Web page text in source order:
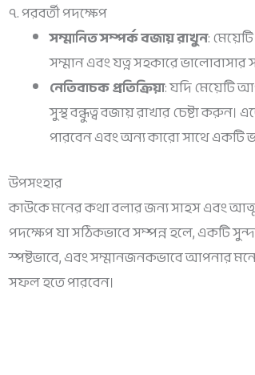
৭. পরবর্তী পদক্ষেপ
সম্মানিত সম্পর্ক বজায় রাখুন:
সম্মান এবং যত্ন সহকারে ভালোবাসার
নেতিবাচক প্রতিক্রিয়া: যদি মেয়েটি
সুস্থ বন্ধুত্ব বজায় রাখার চেষ্টা
পারবেন এবং অন্য কারো সাথে একটি
উপসংহার
কাউকে মনের কথা বলার জন্য সাহস এবং
পদক্ষেপ যা সঠিকভাবে সম্পন্ন হলে, একটি
স্পষ্টভাবে, এবং সম্মানজনকভাবে আপনার
সফল হতে পারবেন।